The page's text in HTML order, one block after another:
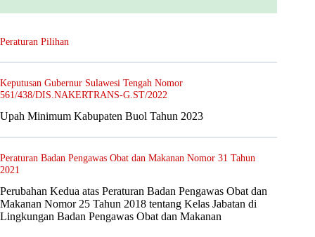
Peraturan Pilihan
Keputusan Gubernur Sulawesi Tengah Nomor
561/438/DIS.NAKERTRANS-G.ST/2022
Upah Minimum Kabupaten Buol Tahun 2023
Peraturan Badan Pengawas Obat dan Makanan Nomor 31 Tahun
2021
Perubahan Kedua atas Peraturan Badan Pengawas Obat dan
Makanan Nomor 25 Tahun 2018 tentang Kelas Jabatan di
Lingkungan Badan Pengawas Obat dan Makanan